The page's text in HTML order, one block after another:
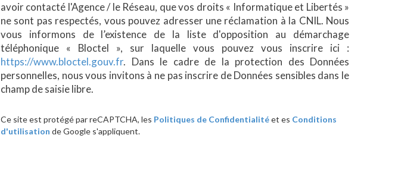
avoir contacté l'Agence / le Réseau, que vos droits « Informatique et Libertés »
ne sont pas respectés, vous pouvez adresser une réclamation à la CNIL. Nous
vous informons de l’existence de la liste d'opposition au démarchage
téléphonique « Bloctel », sur laquelle vous pouvez vous inscrire ici :
https://www.bloctel.gouv.fr. Dans le cadre de la protection des Données
personnelles, nous vous invitons à ne pas inscrire de Données sensibles dans le
champ de saisie libre.
Ce site est protégé par reCAPTCHA, les Politiques de Confidentialitéet es Conditions
d'utilisation de Google s'appliquent.